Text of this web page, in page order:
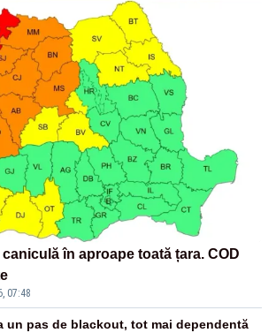
în aproape toată țara. COD
07:48
un pas de blackout, tot mai dependentă